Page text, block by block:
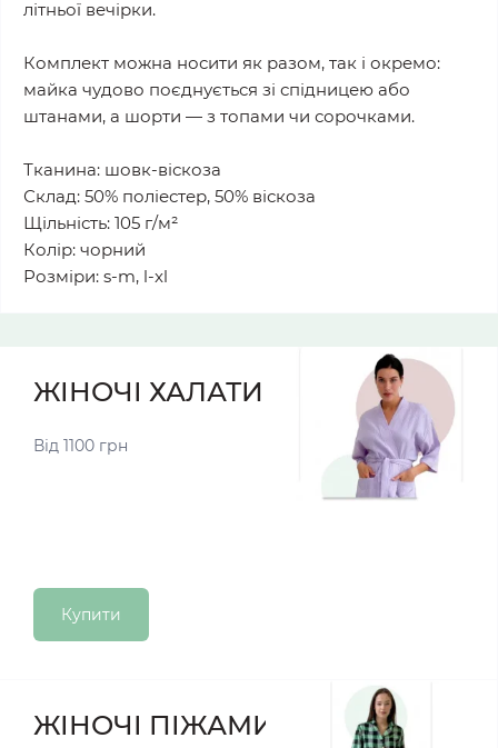
літньої вечірки.
Комплект можна носити як разом, так і окремо:
майка чудово поєднується зі спідницею або
штанами, а шорти — з топами чи сорочками.
Тканина: шовк-віскоза
Склад: 50% поліестер, 50% віскоза
Щільність: 105 г/м²
Колір: чорний
Розміри: s-m, l-xl
ЖІНОЧІ ХАЛАТИ
Від 1100 грн
Купити
ЖІНОЧІ ПІЖАМИ